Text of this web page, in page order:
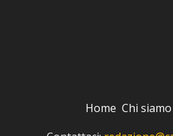
Home Chi siamo